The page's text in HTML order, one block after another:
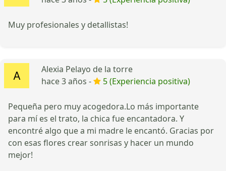
Muy profesionales y detallistas!
Alexia Pelayo de la torre
hace 3 años -
5 (Experiencia positiva)
Pequeña pero muy acogedora.Lo más importante
para mí es el trato, la chica fue encantadora. Y
encontré algo que a mi madre le encantó. Gracias por
con esas flores crear sonrisas y hacer un mundo
mejor!